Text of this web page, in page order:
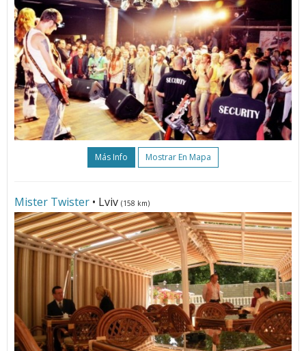
Más Info Mostrar En Mapa
Mister Twister • Lviv (158 km)